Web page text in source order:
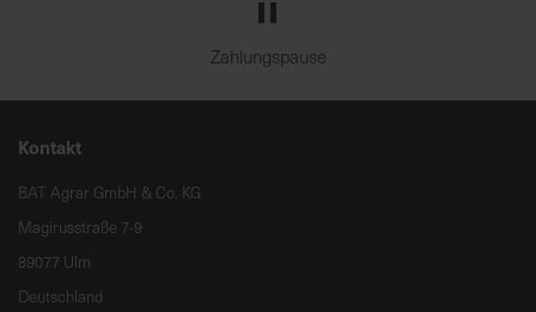
Zahlungspause
Kontakt
BAT Agrar GmbH & Co. KG
Magirusstraße 7-9
89077 Ulm
Deutschland